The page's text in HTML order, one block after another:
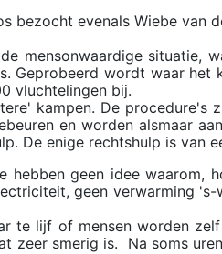
bezocht evenals Wiebe
mensonwaardige situatie,
Geprobeerd wordt waar
vluchtelingen bij.
kampen. De procedure's
en worden alsmaar
De enige rechtshulp is van
geen idee waarom,
geen verwarming
te lijf of mensen worden
smerig is. Na soms